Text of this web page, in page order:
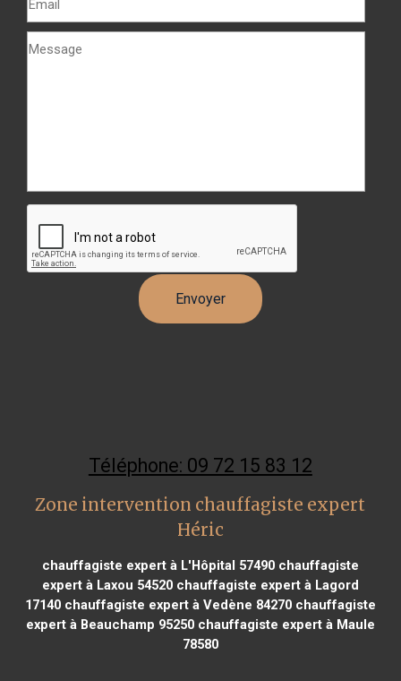
Téléphone: 09 72 15 83 12
Zone intervention chauffagiste expert
Héric
chauffagiste expert à L'Hôpital 57490chauffagiste
expert à Laxou 54520chauffagiste expert à Lagord
17140chauffagiste expert à Vedène 84270chauffagiste
expert à Beauchamp 95250chauffagiste expert à Maule
78580